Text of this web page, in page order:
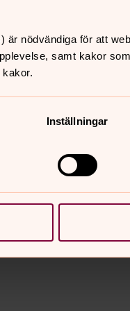
är nödvändiga för att
samt kakor
Inställningar
krävs. Sjunger på
i kyrkan.
som
i våra